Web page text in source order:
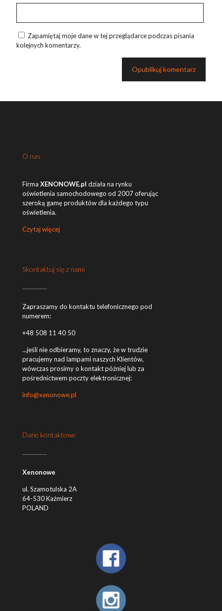
Zapamiętaj moje dane w tej przeglądarce podczas pisania
kolejnych komentarzy.
O nas
Firma XENONOWE.pl działa na rynku
oświetlenia samochodowego od 2007 oferując
szeroką gamę produktów dla każdego typu
oświetlenia.
Czytaj więcej
Skontaktuj się z nami
Zapraszamy do kontaktu telefonicznego pod
numerem:
+48 508 11 40 50
...jeśli nie odbieramy, to znaczy, że w trudzie
pracujemy nad lampami naszych Klientów,
wówczas prosimy o kontakt później lub za
pośrednictwem poczty elektronicznej:
info@xenonowe.pl
Dane kontaktowe
Xenonowe
ul. Szamotulska 2A
64-530 Kaźmierz
POLAND